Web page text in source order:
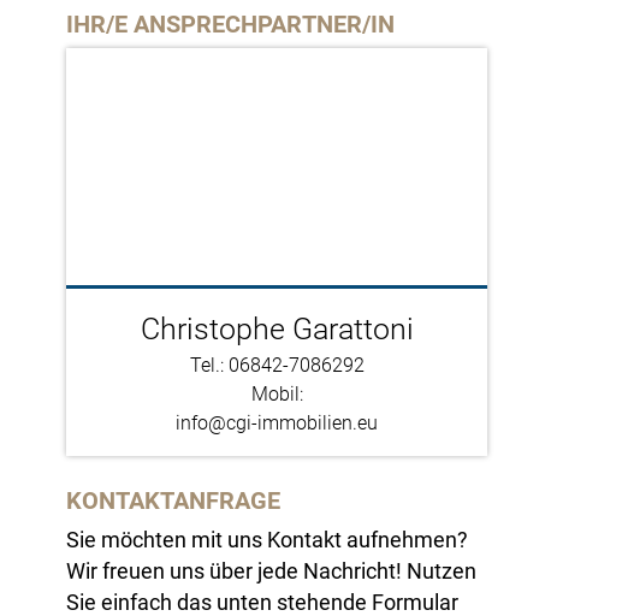
IHR/E ANSPRECHPARTNER/IN
Christophe Garattoni
Tel.: 06842-7086292
Mobil:
info@cgi-immobilien.eu
KONTAKTANFRAGE
Sie möchten mit uns Kontakt aufnehmen?
Wir freuen uns über jede Nachricht! Nutzen
Sie einfach das unten stehende Formular